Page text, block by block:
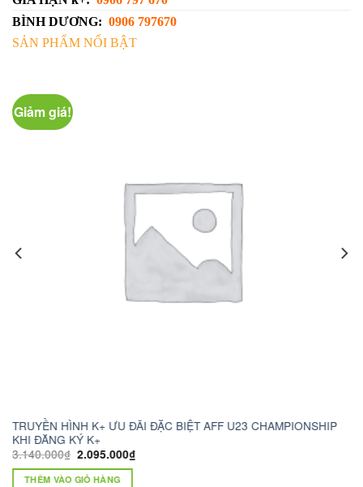
BÌNH DƯƠNG: 0906 797670
SẢN PHẨM NỔI BẬT
Giảm giá!
TRUYỀN HÌNH K+ ƯU ĐÃI ĐẶC BIỆT AFF U23 CHAMPIONSHIP
KHI ĐĂNG KÝ K+
3.140.000₫ 2.095.000₫
THÊM VÀO GIỎ HÀNG